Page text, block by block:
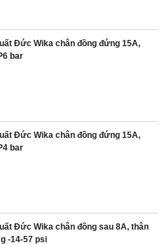
Đức Wika chân đồng đứng 15A,
bar
Đức Wika chân đồng đứng 15A,
bar
Đức Wika chân đồng sau 8A, thân
-14-57 psi